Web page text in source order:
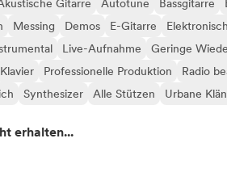
Gitarre Autotune Bassgitarre
Messing Demos E-Gitarre
Live-Aufnahme Geringe
Klavier Professionelle Produktion Radio
Synthesizer Alle Stützen Urbane
erhalten...